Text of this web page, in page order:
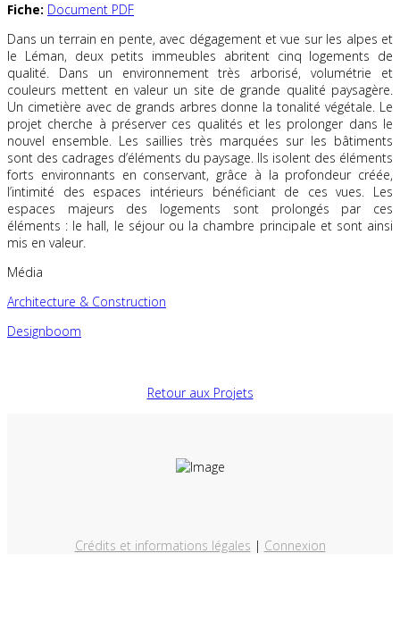
Fiche: Document PDF
Dans un terrain en pente, avec dégagement et vue sur les alpes et
le Léman, deux petits immeubles abritent cinq logements de
qualité. Dans un environnement très arborisé, volumétrie et
couleurs mettent en valeur un site de grande qualité paysagère.
Un cimetière avec de grands arbres donne la tonalité végétale. Le
projet cherche à préserver ces qualités et les prolonger dans le
nouvel ensemble. Les saillies très marquées sur les bâtiments
sont des cadrages d’éléments du paysage. Ils isolent des éléments
forts environnants en conservant, grâce à la profondeur créée,
l’intimité des espaces intérieurs bénéficiant de ces vues. Les
espaces majeurs des logements sont prolongés par ces
éléments : le hall, le séjour ou la chambre principale et sont ainsi
mis en valeur.
Média
Architecture & Construction
Designboom
Retour aux Projets
Crédits et informations légales | Connexion